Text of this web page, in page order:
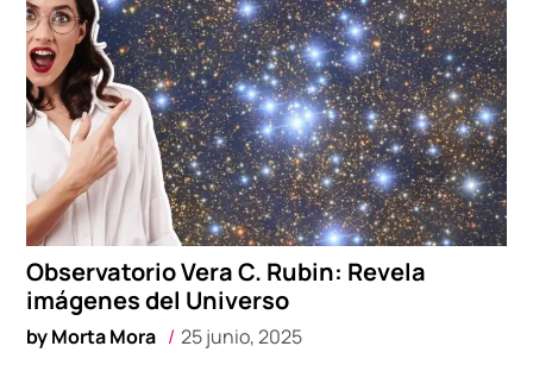
Observatorio Vera C. Rubin: Revela
imágenes del Universo
byMorta Mora 25 junio, 2025